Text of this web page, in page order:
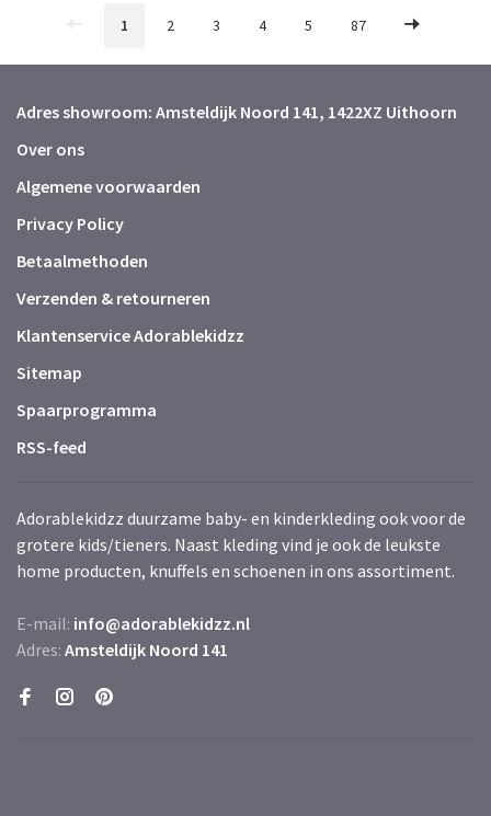
1 2 3 4 5 87
Adres showroom: Amsteldijk Noord 141, 1422XZ Uithoorn
Over ons
Algemene voorwaarden
Privacy Policy
Betaalmethoden
Verzenden & retourneren
Klantenservice Adorablekidzz
Sitemap
Spaarprogramma
RSS-feed
Adorablekidzz duurzame baby- en kinderkleding ook voor de
grotere kids/tieners. Naast kleding vind je ook de leukste
home producten, knuffels en schoenen in ons assortiment.
E-mail: info@adorablekidzz.nl
Adres: Amsteldijk Noord 141